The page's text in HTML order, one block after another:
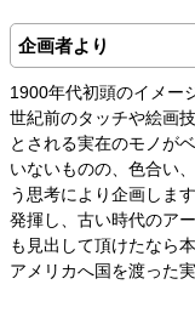
企画者より
1900年代初頭のイメー
世紀前のタッチや絵画
とされる実在のモノが
いないものの、色合い
う思考により企画しま
発揮し、古い時代のア
も見出して頂けたなら
アメリカへ国を渡った